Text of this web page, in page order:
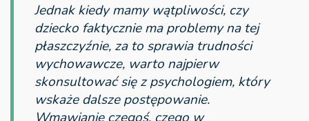
Jednak kiedy mamy wątpliwości, czy
dziecko faktycznie ma problemy na tej
płaszczyźnie, za to sprawia trudności
wychowawcze, warto najpierw
skonsultować się z psychologiem, który
wskaże dalsze postępowanie.
Wmawianie czegoś, czego w